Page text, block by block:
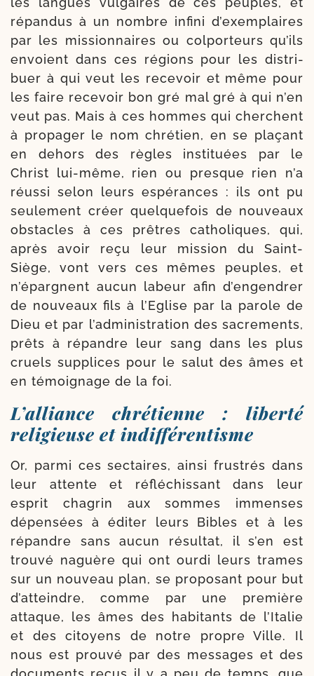
répan­dus à un nombre infi­ni d’exemplaires
par les mis­sion­naires ou col­por­teurs qu’ils
envoient dans ces régions pour les dis­tri­
buer à qui veut les rece­voir et même pour
les faire rece­voir bon gré mal gré à qui n’en
veut pas. Mais à ces hommes qui cher­chent
à pro­pa­ger le nom chré­tien, en se pla­çant
en dehors des règles ins­ti­tuées par le
Christ lui-​même, rien ou presque rien n’a
réus­si selon leurs espé­rances : ils ont pu
seule­ment créer quel­que­fois de nou­veaux
obs­tacles à ces prêtres catho­liques, qui,
après avoir reçu leur mis­sion du Saint-​
Siège, vont vers ces mêmes peuples, et
n’épargnent aucun labeur afin d’engendrer
de nou­veaux fils à l’Eglise par la parole de
Dieu et par l’ad­mi­nis­tra­tion des sacre­ments,
prêts à répandre leur sang dans les plus
cruels sup­plices pour le salut des âmes et
en témoi­gnage de la foi.
L’alliance chrétienne : liberté
religieuse et indifférentisme
Or, par­mi ces sec­taires, ain­si frus­trés dans
leur attente et réflé­chis­sant dans leur
esprit cha­grin aux sommes immenses
dépen­sées à édi­ter leurs Bibles et à les
répandre sans aucun résul­tat, il s’en est
trou­vé naguère qui ont our­di leurs trames
sur un nou­veau plan, se pro­po­sant pour but
d’atteindre, comme par une pre­mière
attaque, les âmes des habi­tants de l’Italie
et des citoyens de notre propre Ville. Il
nous est prou­vé par des mes­sages et des